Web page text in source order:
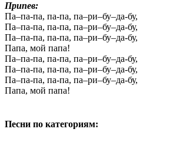
Припев:
Па–па-па, па-па, па–ри–бу–да-бу,
Па–па-па, па-па, па–ри–бу–да-бу,
Па–па-па, па-па, па–ри–бу–да-бу,
Папа, мой папа!
Па–па-па, па-па, па–ри–бу–да-бу,
Па–па-па, па-па, па–ри–бу–да-бу,
Па–па-па, па-па, па–ри–бу–да-бу,
Папа, мой папа!
Песни по категориям: